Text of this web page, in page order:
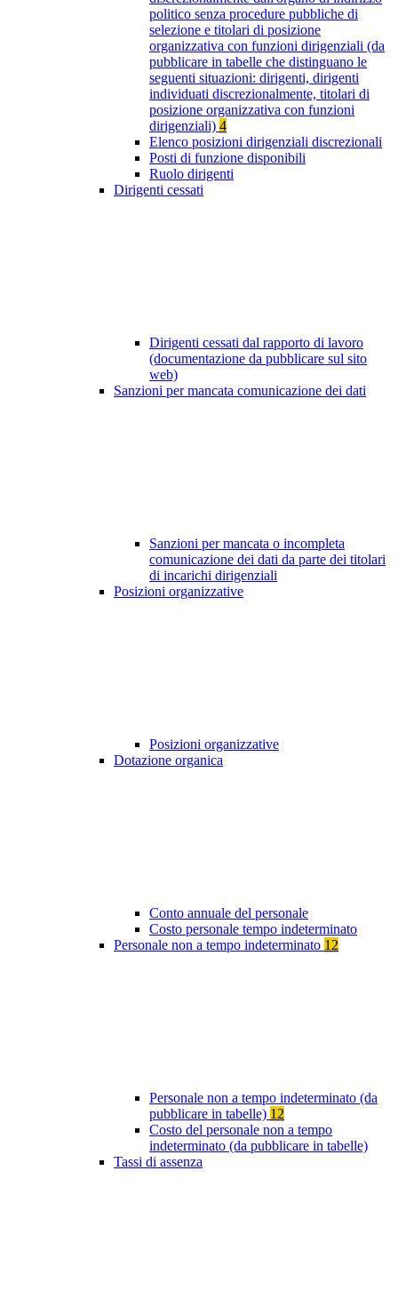
politico senza procedure pubbliche di
selezione e titolari di posizione
organizzativa con funzioni dirigenziali (da
pubblicare in tabelle che distinguano le
seguenti situazioni: dirigenti, dirigenti
individuati discrezionalmente, titolari di
posizione organizzativa con funzioni
dirigenziali) 4
Elenco posizioni dirigenziali discrezionali
Posti di funzione disponibili
Ruolo dirigenti
Dirigenti cessati
Dirigenti cessati dal rapporto di lavoro
(documentazione da pubblicare sul sito
web)
Sanzioni per mancata comunicazione dei dati
Sanzioni per mancata o incompleta
comunicazione dei dati da parte dei titolari
di incarichi dirigenziali
Posizioni organizzative
Posizioni organizzative
Dotazione organica
Conto annuale del personale
Costo personale tempo indeterminato
Personale non a tempo indeterminato 12
Personale non a tempo indeterminato (da
pubblicare in tabelle) 12
Costo del personale non a tempo
indeterminato (da pubblicare in tabelle)
Tassi di assenza